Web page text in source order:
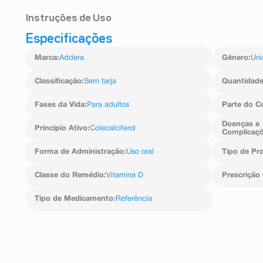
Instruções de Uso
A dosagem varia em uma faixa terapêutica, entre 400
conta os dados de eficácia e segurança. Longos
Especificações
Marca:Addera Gênero:
Classificação:Sem tarja Quantidade
Fases da Vida: Para adultos Parte do
Princípio Ativo:Colecalciferol
Doenças e
Forma de Administração:Uso oral Tipo de
Classe do Remédio:Vitamina D Prescrição
Tipo de Medicamento: Referência